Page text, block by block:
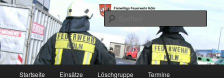
Zum
primären
Inhalt
springenFF Köln, LG RD
Freiwillige Feuerwehr Köln, Löschgruppe Rodenkirchen
Startseite Einsätze Löschgruppe Termine